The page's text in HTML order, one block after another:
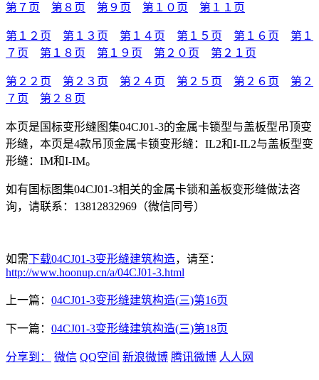
第７页
第８页 第９页 第１０页 第１１页
第１２页 第１３页 第１４页 第１５页 第１６页
第１
７页
第１８页 第１９页 第２０页 第２１页
第２２页 第２３页 第２４页 第２５页 第２６页
第２
７页
第２８页
本页是国标变形缝图集04CJ01-3的金属卡锁型与盖板型吊顶变
形缝，本页是4款吊顶金属卡锁变形缝：IL2和I-IL2与盖板型变
形缝：IM和I-IM。
如有国标图集04CJ01-3相关的金属卡锁和盖板变形缝做法咨
询，请联系：13812832969（微信同号）
如需下载04CJ01-3变形缝建筑构造，请至：
http://www.hoonup.cn/a/04CJ01-3.html
上一篇： 04CJ01-3变形缝建筑构造(三)第16页
下一篇： 04CJ01-3变形缝建筑构造(三)第18页
分享到： 微信 QQ空间 新浪微博 腾讯微博 人人网